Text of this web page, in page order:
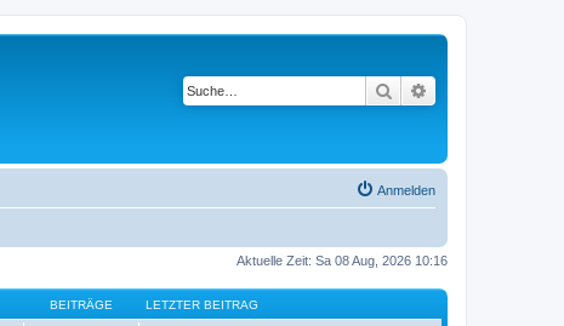
Suche
Anmelden
Aktuelle Zeit: Sa 08 Aug, 2026 10:16
BEITRÄGE LETZTER BEITRAG